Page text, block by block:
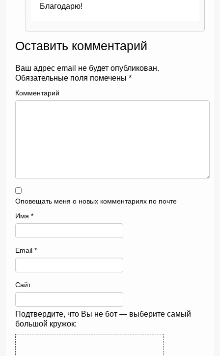
Благодарю!
Оставить комментарий
Ваш адрес email не будет опубликован.
Обязательные поля помечены *
Комментарий
Оповещать меня о новых комментариях по почте
Имя *
Email *
Сайт
Подтвердите, что Вы не бот — выберите самый
большой кружок: